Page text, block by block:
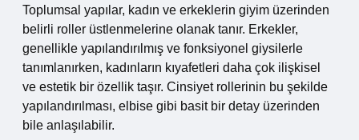
Toplumsal yapılar, kadın ve erkeklerin giyim üzerinden
belirli roller üstlenmelerine olanak tanır. Erkekler,
genellikle yapılandırılmış ve fonksiyonel giysilerle
tanımlanırken, kadınların kıyafetleri daha çok ilişkisel
ve estetik bir özellik taşır. Cinsiyet rollerinin bu şekilde
yapılandırılması, elbise gibi basit bir detay üzerinden
bile anlaşılabilir.